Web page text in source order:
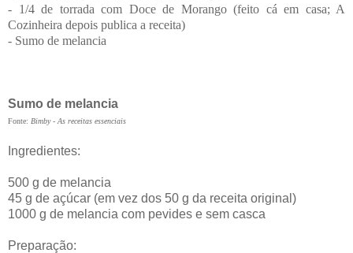
- 1/4 de torrada com Doce de Morango (feito cá em casa; A
Cozinheira depois publica a receita)
- Sumo de melancia
Sumo de melancia
Fonte: Bimby - As receitas essenciais
Ingredientes:
500 g de melancia
45 g de açúcar (em vez dos 50 g da receita original)
1000 g de melancia com pevides e sem casca
Preparação: